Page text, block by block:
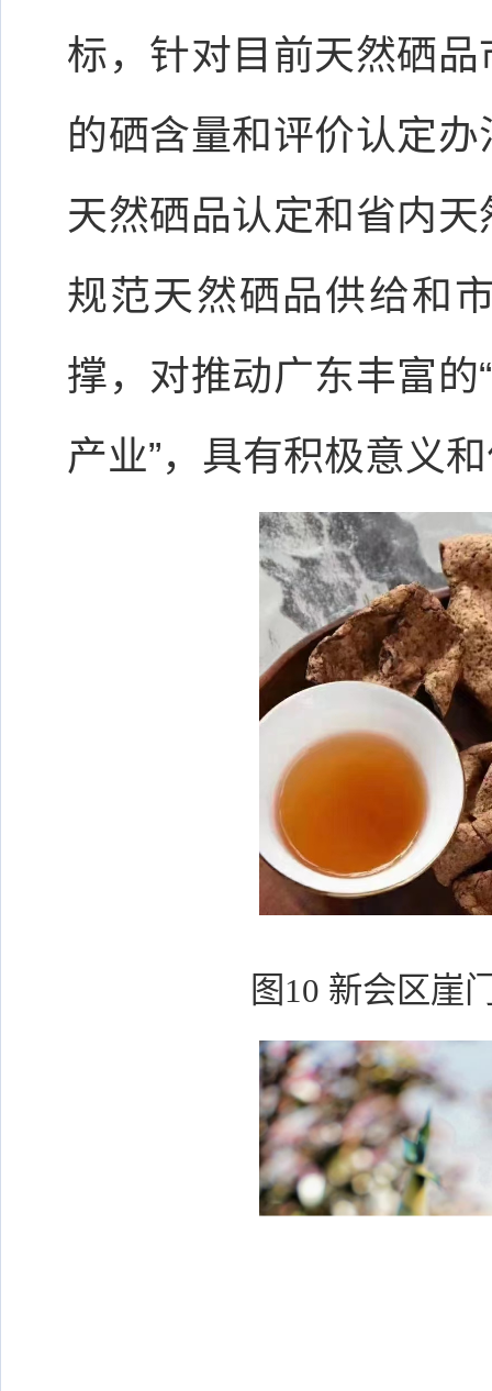
标，针对目前天然硒
的硒含量和评价认定
天然硒品认定和省内
规范天然硒品供给和
撑，对推动广东丰富的
产业”，具有积极意义
图10 新会区崖